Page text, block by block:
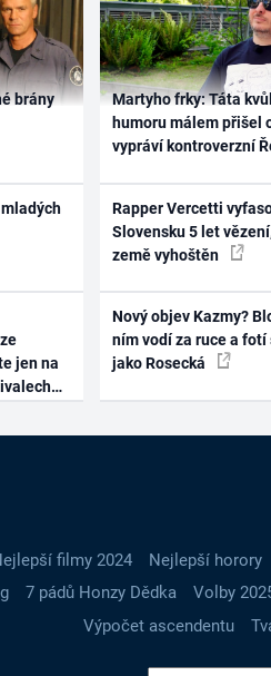
brány
jen na
Martyho frky: Táta
humoru málem přišel
vypráví kontroverzní
Rapper Vercetti
Slovensku 5 let
země vyhoštěn
Nový objev Kazmy?
ním vodí za ruce a fotí
jako Rosecká
filmy 2024 Nejlepší horory
7 pádů Honzy Dědka Volby
Výpočet ascendentu